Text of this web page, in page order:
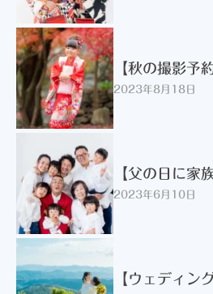
【秋の撮影予
2023年8月18日
【父の日に家
2023年6月10日
【ウェディン